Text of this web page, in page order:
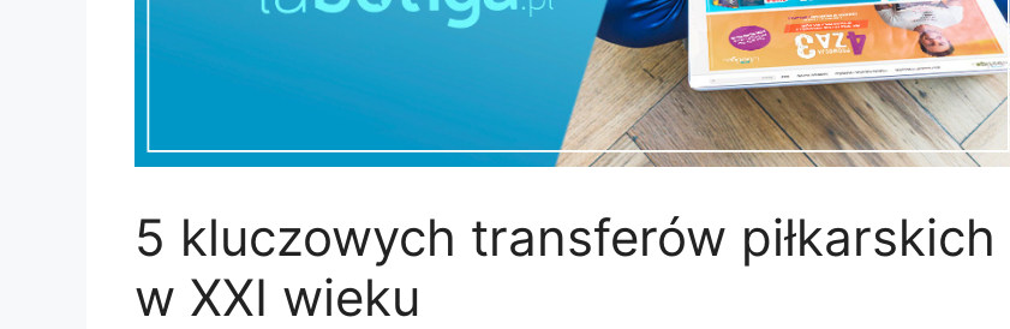
5 kluczowych transferów piłkarskich
w XXI wieku